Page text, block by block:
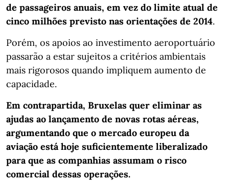
de passageiros anuais, em vez do limite atual de
cinco milhões previsto nas orientações de 2014.
Porém, os apoios ao investimento aeroportuário
passarão a estar sujeitos a critérios ambientais
mais rigorosos quando impliquem aumento de
capacidade.
Em contrapartida, Bruxelas quer eliminar as
ajudas ao lançamento de novas rotas aéreas,
argumentando que o mercado europeu da
aviação está hoje suficientemente liberalizado
para que as companhias assumam o risco
comercial dessas operações.